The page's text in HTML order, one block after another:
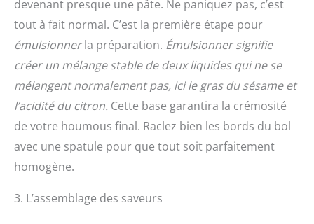
devenant presque une pâte. Ne paniquez pas, c’est
tout à fait normal. C’est la première étape pour
émulsionnerla préparation. Émulsionner signifie
créer un mélange stable de deux liquides qui ne se
mélangent normalement pas, ici le gras du sésame et
l’acidité du citron. Cette base garantira la crémosité
de votre houmous final. Raclez bien les bords du bol
avec une spatule pour que tout soit parfaitement
homogène.
3. L’assemblage des saveurs